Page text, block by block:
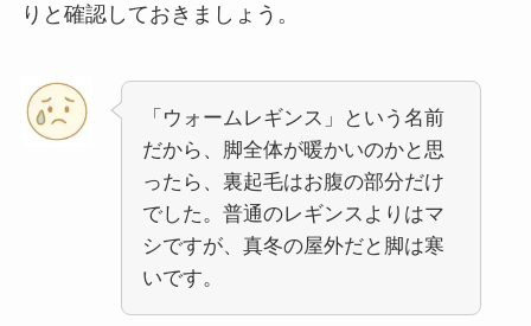
りと確認しておきましょう。
「ウォームレギンス」という名前
だから、脚全体が暖かいのかと思
ったら、裏起毛はお腹の部分だけ
でした。普通のレギンスよりはマ
シですが、真冬の屋外だと脚は寒
いです。